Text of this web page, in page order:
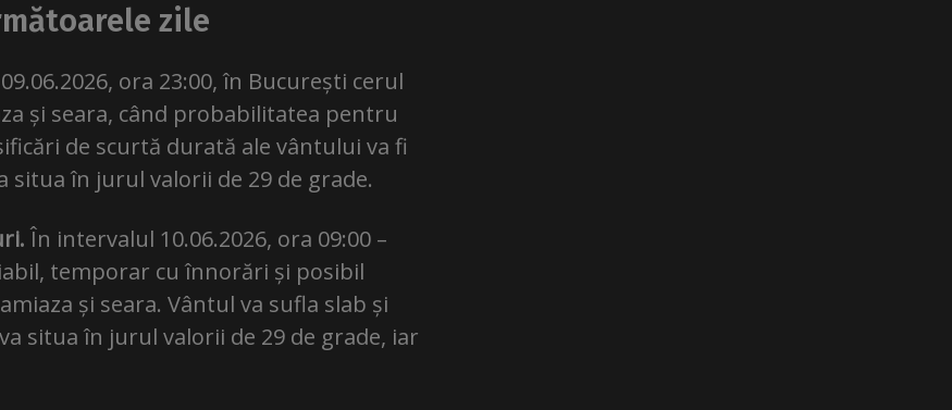
zile
ora 23:00, în București cerul
și seara, când probabilitatea pentru
de scurtă durată ale vântului va fi
situa în jurul valorii de 29 de grade.
În intervalul 10.06.2026, ora 09:00 –
temporar cu înnorări și posibil
și seara. Vântul va sufla slab și
situa în jurul valorii de 29 de grade, iar